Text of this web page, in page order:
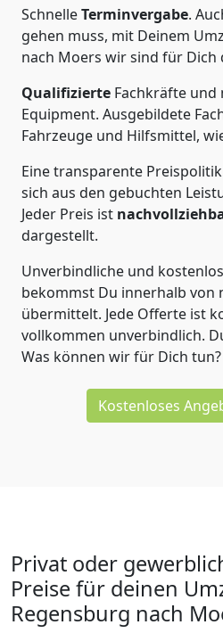
SchnelleTerminvergabe.
gehen muss, mit Deinem
nach Moers wir sind für Dich
Qualifizierte Fachkräfte und
Equipment. Ausgebildete
Fahrzeuge und Hilfsmittel,
Eine transparente
sich aus den gebuchten
Jeder Preis ist
dargestellt.
Unverbindliche und
bekommst Du innerhalb von
übermittelt. Jede Offerte ist
vollkommen unverbindlich.
Was können wir für Dich tun?
Kostenloses
Privat oder
Preise für deinen
Regensburg nach